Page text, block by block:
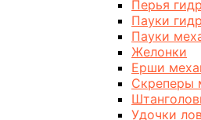
Перья
Пауки
Пауки
Желонки
Ерши
Скреперы
Удочки